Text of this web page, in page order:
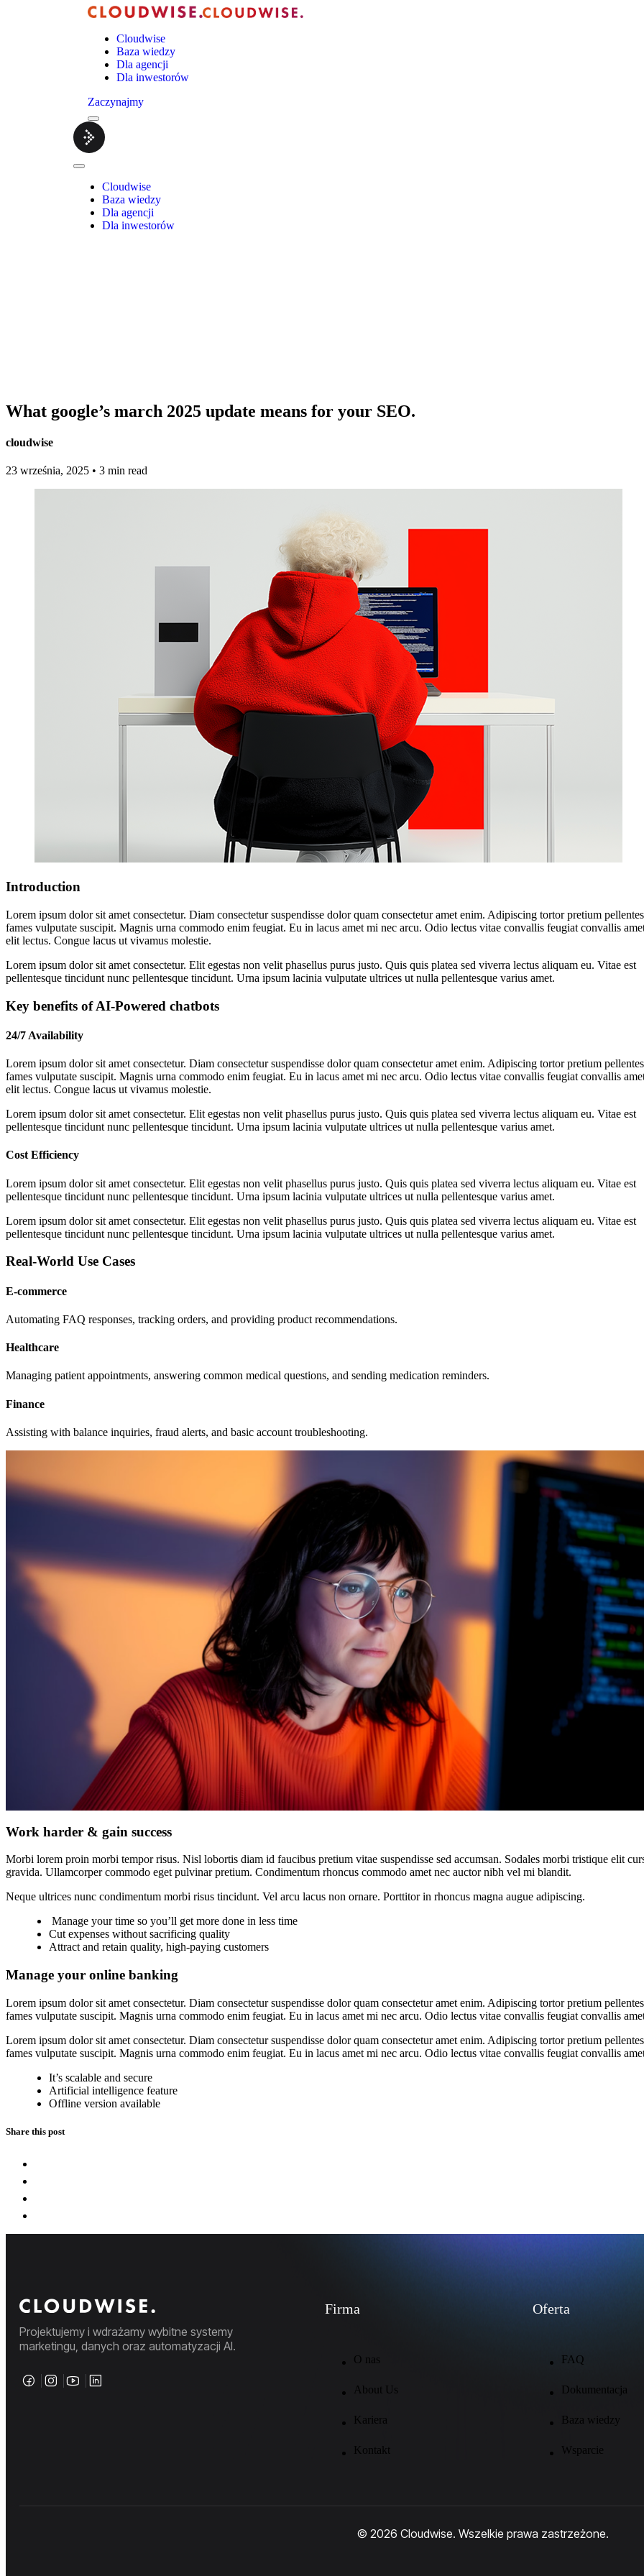
Cloudwise
Baza wiedzy
Dla agencji
Dla inwestorów
Zaczynajmy
Menu
Cloudwise.
Close
Cloudwise
Baza wiedzy
Dla agencji
Dla inwestorów
What google’s march 2025 update means for your SEO.
cloudwise
23 września, 2025 • 3 min read
Introduction
Lorem ipsum dolor sit amet consectetur. Diam consectetur suspendisse dolor quam consectetur amet enim. Adipiscing tortor pretium
fames vulputate suscipit. Magnis urna commodo enim feugiat. Eu in lacus amet mi nec arcu. Odio lectus vitae convallis feugiat convallis
elit lectus. Congue lacus ut vivamus molestie.
Lorem ipsum dolor sit amet consectetur. Elit egestas non velit phasellus purus justo. Quis quis platea sed viverra lectus aliquam eu. Vitae est
pellentesque tincidunt nunc pellentesque tincidunt. Urna ipsum lacinia vulputate ultrices ut nulla pellentesque varius amet.
Key benefits of AI-Powered chatbots
24/7 Availability
Lorem ipsum dolor sit amet consectetur. Diam consectetur suspendisse dolor quam consectetur amet enim. Adipiscing tortor pretium
fames vulputate suscipit. Magnis urna commodo enim feugiat. Eu in lacus amet mi nec arcu. Odio lectus vitae convallis feugiat convallis
elit lectus. Congue lacus ut vivamus molestie.
Lorem ipsum dolor sit amet consectetur. Elit egestas non velit phasellus purus justo. Quis quis platea sed viverra lectus aliquam eu. Vitae est
pellentesque tincidunt nunc pellentesque tincidunt. Urna ipsum lacinia vulputate ultrices ut nulla pellentesque varius amet.
Cost Efficiency
Lorem ipsum dolor sit amet consectetur. Elit egestas non velit phasellus purus justo. Quis quis platea sed viverra lectus aliquam eu. Vitae est
pellentesque tincidunt nunc pellentesque tincidunt. Urna ipsum lacinia vulputate ultrices ut nulla pellentesque varius amet.
Lorem ipsum dolor sit amet consectetur. Elit egestas non velit phasellus purus justo. Quis quis platea sed viverra lectus aliquam eu. Vitae est
pellentesque tincidunt nunc pellentesque tincidunt. Urna ipsum lacinia vulputate ultrices ut nulla pellentesque varius amet.
Real-World Use Cases
E-commerce
Automating FAQ responses, tracking orders, and providing product recommendations.
Healthcare
Managing patient appointments, answering common medical questions, and sending medication reminders.
Finance
Assisting with balance inquiries, fraud alerts, and basic account troubleshooting.
Work harder & gain success
Morbi lorem proin morbi tempor risus. Nisl lobortis diam id faucibus pretium vitae suspendisse sed accumsan. Sodales morbi tristique elit
gravida. Ullamcorper commodo eget pulvinar pretium. Condimentum rhoncus commodo amet nec auctor nibh vel mi blandit.
Neque ultrices nunc condimentum morbi risus tincidunt. Vel arcu lacus non ornare. Porttitor in rhoncus magna augue adipiscing.
Manage your time so you’ll get more done in less time
Cut expenses without sacrificing quality
Attract and retain quality, high-paying customers
Manage your online banking
Lorem ipsum dolor sit amet consectetur. Diam consectetur suspendisse dolor quam consectetur amet enim. Adipiscing tortor pretium
fames vulputate suscipit. Magnis urna commodo enim feugiat. Eu in lacus amet mi nec arcu. Odio lectus vitae convallis feugiat convallis
Lorem ipsum dolor sit amet consectetur. Diam consectetur suspendisse dolor quam consectetur amet enim. Adipiscing tortor pretium
fames vulputate suscipit. Magnis urna commodo enim feugiat. Eu in lacus amet mi nec arcu. Odio lectus vitae convallis feugiat convallis
It’s scalable and secure
Artificial intelligence feature
Offline version available
Share this post
Projektujemy i wdrażamy wybitne systemy
marketingu, danych oraz automatyzacji AI.
Firma
O nas
About Us
Kariera
Kontakt
Oferta
FAQ
Dokumentacja
Baza wiedzy
Wsparcie
© 2026 Cloudwise. Wszelkie prawa zastrzeżone.